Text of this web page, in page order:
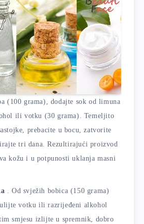
(100 grama), dodajte sok od limuna
ili votku (30 grama). Temeljito
prebacite u bocu, zatvorite
tri dana. Rezultirajući proizvod
kožu i u potpunosti uklanja masni
. Od svježih bobica (150 grama)
votku ili razrijeđeni alkohol
smjesu izlijte u spremnik, dobro